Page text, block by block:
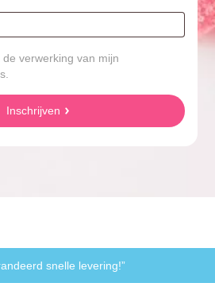
verwerking van mijn
Inschrijven
snelle levering!”